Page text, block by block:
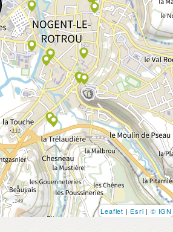
Leaflet | Esri | © IGN